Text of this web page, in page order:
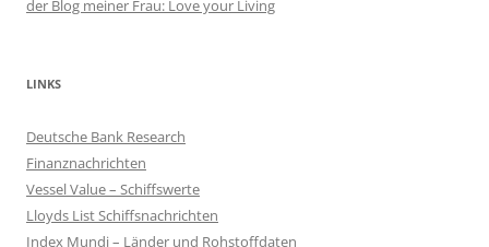
der Blog meiner Frau: Love your Living
LINKS
Deutsche Bank Research
Finanznachrichten
Vessel Value – Schiffswerte
Lloyds List Schiffsnachrichten
Index Mundi – Länder und Rohstoffdaten